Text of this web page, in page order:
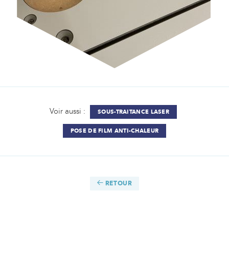
Voir aussi : SOUS-TRAITANCE LASER
POSE DE FILM ANTI-CHALEUR
RETOUR